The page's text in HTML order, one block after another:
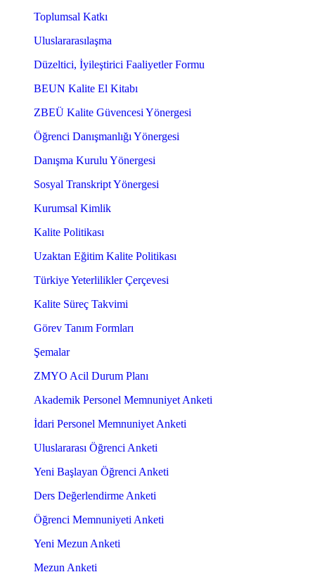
Toplumsal Katkı
Uluslararasılaşma
Düzeltici, İyileştirici Faaliyetler Formu
BEUN Kalite El Kitabı
ZBEÜ Kalite Güvencesi Yönergesi
Öğrenci Danışmanlığı Yönergesi
Danışma Kurulu Yönergesi
Sosyal Transkript Yönergesi
Kurumsal Kimlik
Kalite Politikası
Uzaktan Eğitim Kalite Politikası
Türkiye Yeterlilikler Çerçevesi
Kalite Süreç Takvimi
Görev Tanım Formları
Şemalar
ZMYO Acil Durum Planı
Akademik Personel Memnuniyet Anketi
İdari Personel Memnuniyet Anketi
Uluslararası Öğrenci Anketi
Yeni Başlayan Öğrenci Anketi
Ders Değerlendirme Anketi
Öğrenci Memnuniyeti Anketi
Yeni Mezun Anketi
Mezun Anketi